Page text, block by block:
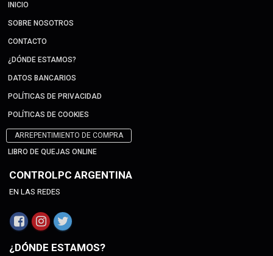
INICIO
SOBRE NOSOTROS
CONTACTO
¿DÓNDE ESTAMOS?
DATOS BANCARIOS
POLÍTICAS DE PRIVACIDAD
POLÍTICAS DE COOKIES
ARREPENTIMIENTO DE COMPRA
LIBRO DE QUEJAS ONLINE
CONTROLPC ARGENTINA
EN LAS REDES
¿DÓNDE ESTAMOS?